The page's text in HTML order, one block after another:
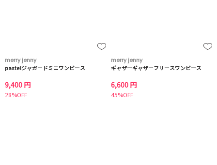
merry jenny
pastelジャガードミニワンピース
9,400 円
28%OFF
merry jenny
ギャザーギャザーフリースワンピース
6,600 円
45%OFF